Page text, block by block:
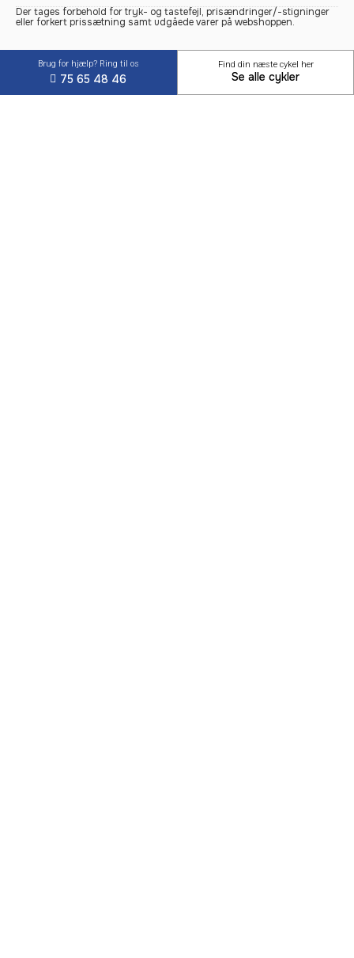
Der tages forbehold for tryk- og tastefejl, prisændringer/-stigninger
eller forkert prissætning samt udgåede varer på webshoppen.
Brug for hjælp? Ring til os
75 65 48 46
Find din næste cykel her
Se alle cykler